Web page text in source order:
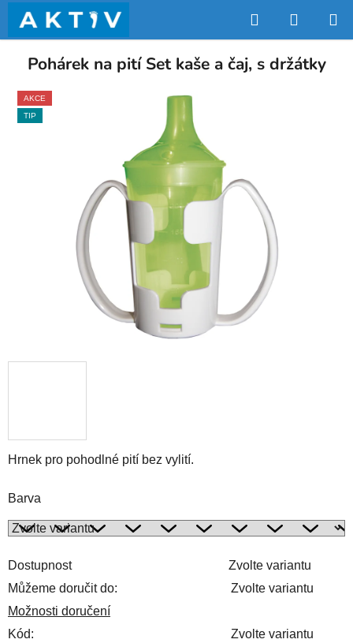
obsah
Hledat
KOŠÍK
Hrnek pro pohodlné pití bez vylití.
Barva
Dostupnost
Zvolte variantu
Můžeme doručit do:
Zvolte variantu
Možnosti doručení
Kód:
Zvolte variantu
Pohárek na pití Set kaše a čaj, s držátky
AKCE
TIP